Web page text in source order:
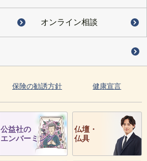
オンライン相談
保険の勧誘方針 健康宣言
公益社の
エンバーミング
仏壇・
仏具